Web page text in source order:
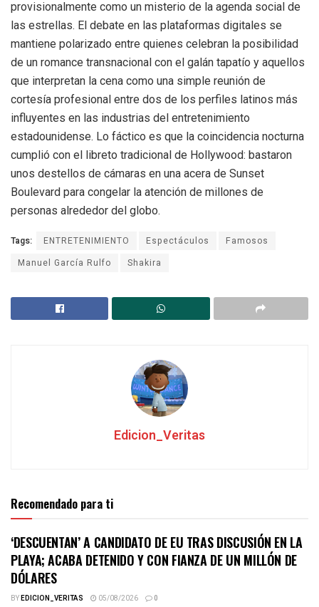
provisionalmente como un misterio de la agenda social de
las estrellas. El debate en las plataformas digitales se
mantiene polarizado entre quienes celebran la posibilidad
de un romance transnacional con el galán tapatío y aquellos
que interpretan la cena como una simple reunión de
cortesía profesional entre dos de los perfiles latinos más
influyentes en las industrias del entretenimiento
estadounidense. Lo fáctico es que la coincidencia nocturna
cumplió con el libreto tradicional de Hollywood: bastaron
unos destellos de cámaras en una acera de Sunset
Boulevard para congelar la atención de millones de
personas alrededor del globo.
Tags: ENTRETENIMIENTO Espectáculos
Famosos
Manuel García Rulfo
Shakira
Edicion_Veritas
Recomendado para ti
‘DESCUENTAN’ A CANDIDATO DE EU TRAS DISCUSIÓN EN LA
PLAYA; ACABA DETENIDO Y CON FIANZA DE UN MILLÓN DE
DÓLARES
BYEDICION_VERITAS 05/08/2026 0